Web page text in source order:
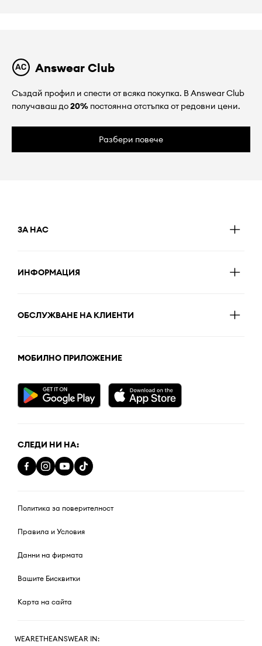
Answear Club
Създай профил и спести от всяка покупка. В Answear Club
получаваш до20% постоянна отстъпка от редовни цени.
Разбери повече
ЗА НАС
ИНФОРМАЦИЯ
ОБСЛУЖВАНЕ НА КЛИЕНТИ
МОБИЛНО ПРИЛОЖЕНИЕ
СЛЕДИ НИ НА:
Политика за поверителност
Правила и Условия
Данни на фирмата
Вашите Бисквитки
Карта на сайта
WEARETHEANSWEAR IN: